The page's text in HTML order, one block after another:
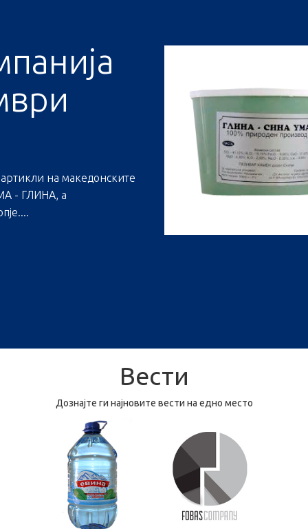
на македонските
- ГЛИНА, а
Вести
Дознајте ги најновите вести на едно место